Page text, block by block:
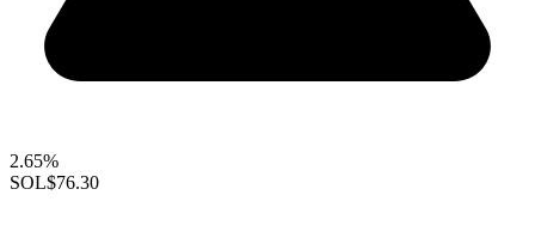
2.65%
SOL$76.30